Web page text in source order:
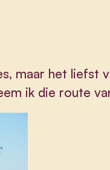
maar het liefst
ik die route